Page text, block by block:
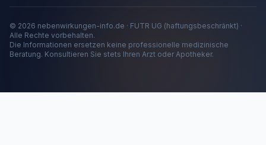
© 2026 nebenwirkungen-info.de · FUTR UG (haftungsbeschränkt) ·
Alle Rechte vorbehalten.
Die Informationen ersetzen keine professionelle medizinische
Beratung. Konsultieren Sie stets Ihren Arzt oder Apotheker.